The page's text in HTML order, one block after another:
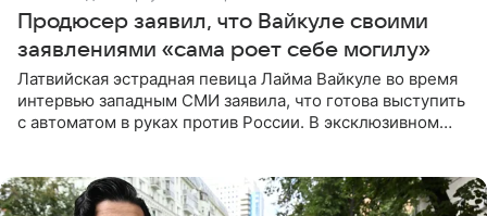
Продюсер заявил, что Вайкуле своими
заявлениями «сама роет себе могилу»
Латвийская эстрадная певица Лайма Вайкуле во время
интервью западным СМИ заявила, что готова выступить
с автоматом в руках против России. В эксклюзивном